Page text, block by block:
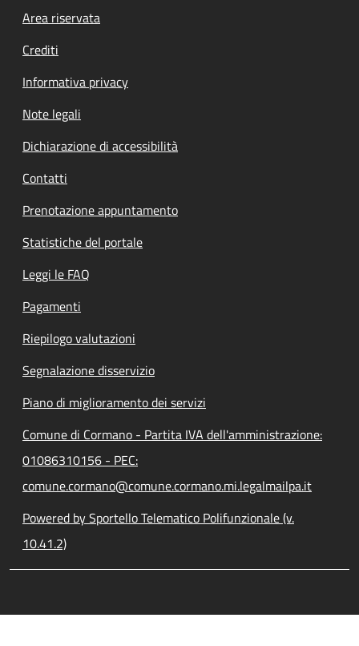
Footer menu
Area riservata
Crediti
Informativa privacy
Note legali
Dichiarazione di accessibilità
Contatti
Prenotazione appuntamento
Statistiche del portale
Leggi le FAQ
Pagamenti
Riepilogo valutazioni
Segnalazione disservizio
Piano di miglioramento dei servizi
Comune di Cormano - Partita IVA dell'amministrazione:
01086310156 - PEC:
comune.cormano@comune.cormano.mi.legalmailpa.it
Powered by Sportello Telematico Polifunzionale (v.
10.41.2)